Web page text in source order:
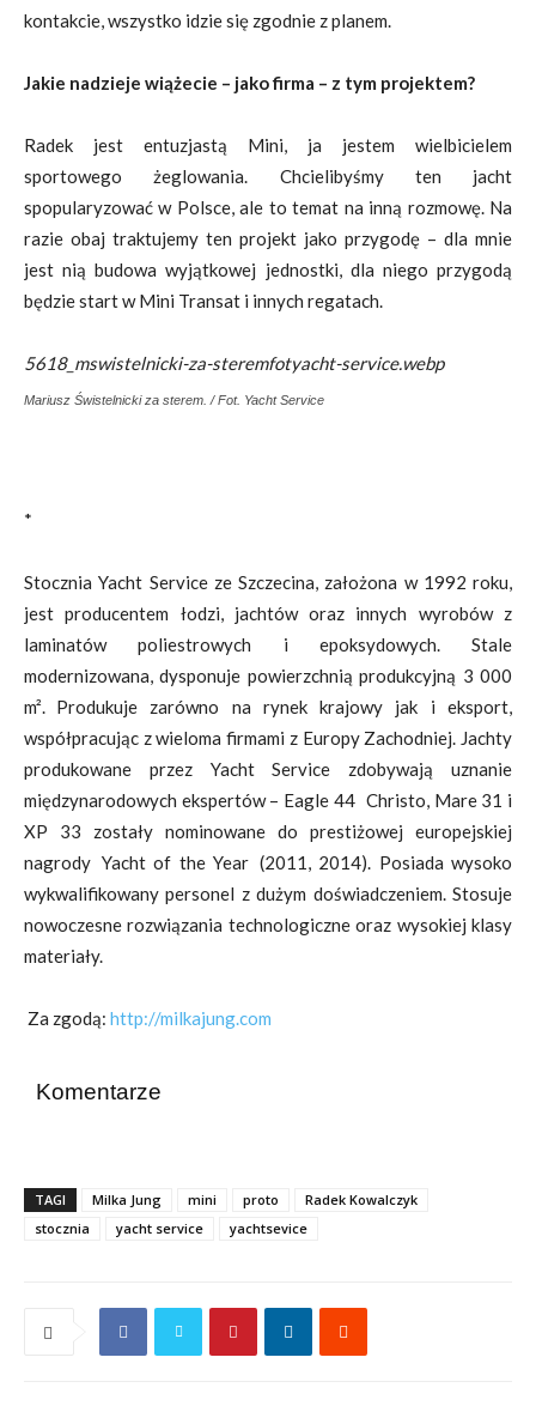
kontakcie, wszystko idzie się zgodnie z planem.
Jakie nadzieje wiążecie – jako firma – z tym projektem?
Radek jest entuzjastą Mini, ja jestem wielbicielem
sportowego żeglowania. Chcielibyśmy ten jacht
spopularyzować w Polsce, ale to temat na inną rozmowę. Na
razie obaj traktujemy ten projekt jako przygodę – dla mnie
jest nią budowa wyjątkowej jednostki, dla niego przygodą
będzie start w Mini Transat i innych regatach.
5618_mswistelnicki-za-steremfotyacht-service.webp
Mariusz Świstelnicki za sterem. / Fot. Yacht Service
*
Stocznia Yacht Service ze Szczecina, założona w 1992 roku,
jest producentem łodzi, jachtów oraz innych wyrobów z
laminatów poliestrowych i epoksydowych. Stale
modernizowana, dysponuje powierzchnią produkcyjną 3 000
m². Produkuje zarówno na rynek krajowy jak i eksport,
współpracując z wieloma firmami z Europy Zachodniej. Jachty
produkowane przez Yacht Service zdobywają uznanie
międzynarodowych ekspertów – Eagle 44 Christo, Mare 31 i
XP 33 zostały nominowane do prestiżowej europejskiej
nagrody Yacht of the Year (2011, 2014). Posiada wysoko
wykwalifikowany personel z dużym doświadczeniem. Stosuje
nowoczesne rozwiązania technologiczne oraz wysokiej klasy
materiały.
Za zgodą: http://milkajung.com
Komentarze
TAGI Milka Jung mini proto
Radek Kowalczyk
stocznia
yacht service yachtsevice